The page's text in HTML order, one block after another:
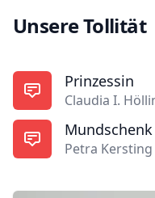
Unsere Tollität
Prinzessin
Claudia I.
Mundschenk
Petra Kersting